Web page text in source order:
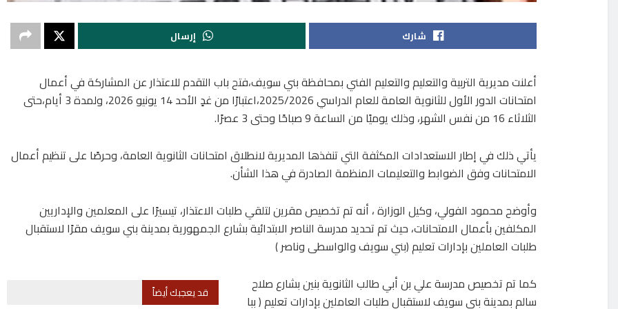
شارك إرسال
أعلنت مديرية التربية والتعليم والتعليم الفني بمحافظة بني سويف،فتح باب التقدم للاعتذار عن المشاركة في أعمال
امتحانات الدور الأول للثانوية العامة للعام الدراسي 2025/2026،اعتبارًا من غدٍ الأحد 14 يونيو 2026، ولمدة 3 أيام،حتى
الثلاثاء 16 من نفس الشهر، وذلك يوميًا من الساعة 9 صباحًا وحتى 3 عصرًا.
يأتي ذلك في إطار الاستعدادات المكثفة التي تنفذها المديرية لانطلاق امتحانات الثانوية العامة، وحرصًا على تنظيم أعمال
الامتحانات وفق الضوابط والتعليمات المنظمة الصادرة في هذا الشأن.
وأوضح محمود الفولي، وكيل الوزارة ، أنه تم تخصيص مقرين لتلقي طلبات الاعتذار، تيسيرًا على المعلمين والإداريين
المكلفين بأعمال الامتحانات، حيث تم تحديد مدرسة الناصر الابتدائية بشارع الجمهورية بمدينة بني سويف مقرًا لاستقبال
طلبات العاملين بإدارات تعليم (بني سويف والواسطى وناصر )
قد يعجبك أيضاً
كما تم تخصيص مدرسة علي بن أبي طالب الثانوية بنين بشارع صلاح
سالم بمدينة بني سويف لاستقبال طلبات العاملين بإدارات تعليم ( ببا